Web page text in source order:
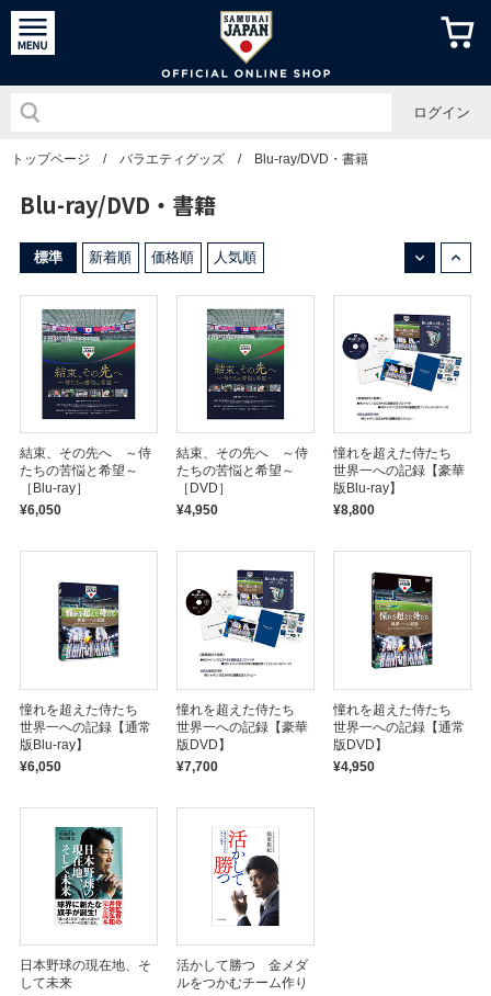
侍ジャパ
ログイン
トップページ / バラエティグッズ / Blu-ray/DVD・書籍
Blu-ray/DVD・書籍
標準 新着順 価格順 人気順
結束、その先へ ～侍
たちの苦悩と希望～
［Blu-ray］
¥6,050
結束、その先へ ～侍
たちの苦悩と希望～
［DVD］
¥4,950
憧れを超えた侍たち
世界一への記録【豪華
版Blu-ray】
¥8,800
憧れを超えた侍たち
世界一への記録【通常
版Blu-ray】
¥6,050
憧れを超えた侍たち
世界一への記録【豪華
版DVD】
¥7,700
憧れを超えた侍たち
世界一への記録【通常
版DVD】
¥4,950
日本野球の現在地、そ
して未来
活かして勝つ 金メダ
ルをつかむチーム作り